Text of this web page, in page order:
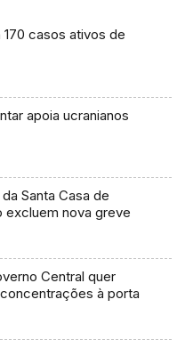
casos ativos de
apoia ucranianos
Santa Casa de
excluem nova greve
Central quer
à porta